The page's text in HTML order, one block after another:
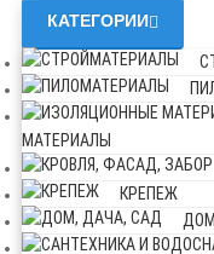
КАТЕГОРИИ
МАТЕРИАЛЫ
КРЕПЕЖ